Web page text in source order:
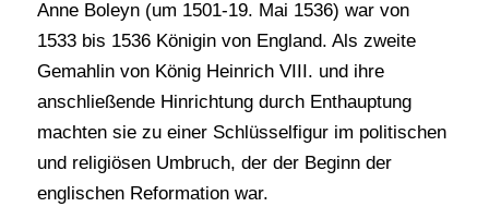
Anne Boleyn (um 1501-19. Mai 1536) war von
1533 bis 1536 Königin von England. Als zweite
Gemahlin von König Heinrich VIII. und ihre
anschließende Hinrichtung durch Enthauptung
machten sie zu einer Schlüsselfigur im politischen
und religiösen Umbruch, der der Beginn der
englischen Reformation war.